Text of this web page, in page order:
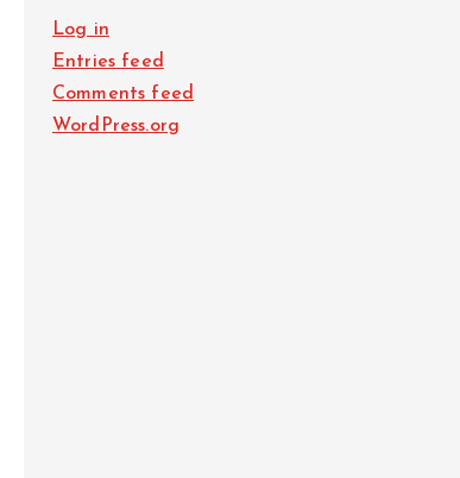
Log in
Entries feed
Comments feed
WordPress.org